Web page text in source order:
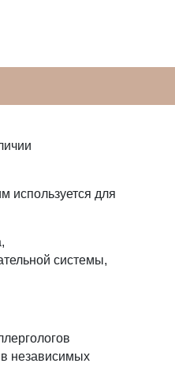
используется для
системы,
в независимых